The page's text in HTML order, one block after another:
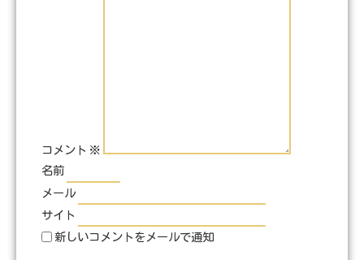
コメント ※
名前
メール
サイト
新しいコメントをメールで通知